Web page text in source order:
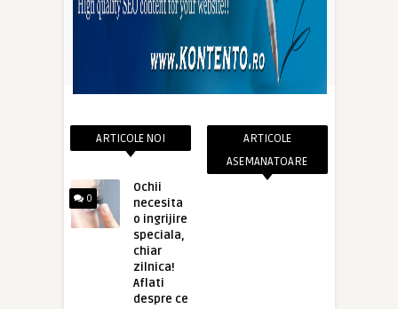
ARTICOLE NOI
0
Ochii
necesita
o ingrijire
speciala,
chiar
zilnica!
Aflati
despre ce
ARTICOLE
ASEMANATOARE